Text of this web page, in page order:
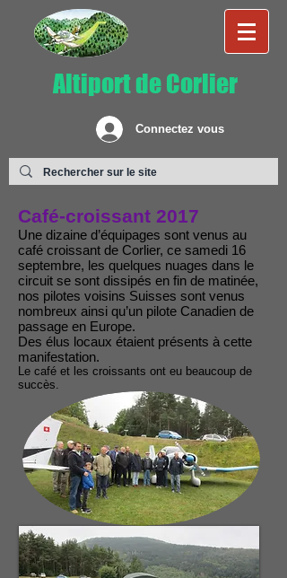
Altiport de Corlier
Connectez vous
Café-croissant 2017
Une dizaine d’équipages sont venus au
café croissant de Corlier, ce samedi 16
septembre, les quelques nuages dans le
circuit se sont dissipés en fin de matinée,
nos pilotes voisins Suisses sont venus
nombreux ainsi qu’un pilote Canadien de
passage en Europe.
Des élus locaux étaient présents à cette
manifestation.
Le café et les croissants ont eu beaucoup de
succès.